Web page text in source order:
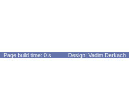
Page build time: 0 s Design: Vadim Derkach